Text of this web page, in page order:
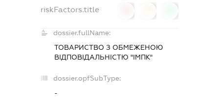
riskFactors.title
dossier.fullName:
ТОВАРИСТВО З ОБМЕЖЕНОЮ
ВІДПОВІДАЛЬНІСТЮ "ІМПК"
dossier.opfSubType:
-